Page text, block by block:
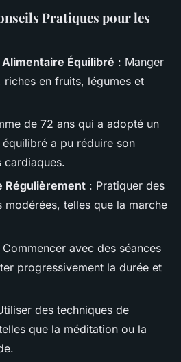
Pratiques pour les
Équilibré : Manger
riches en fruits, légumes et
de 72 ans qui a adopté un
a pu réduire son
cardiaques.
Régulièrement : Pratiquer des
modérées, telles que la marche
Commencer avec des séances
progressivement la durée et
des techniques de
que la méditation ou la